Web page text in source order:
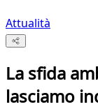
Attualità
La sfida
lasciamo